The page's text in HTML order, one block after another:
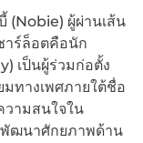
(Nobie) ผู้ผ่านเส้น
าร์ล็อตคือนัก
เป็นผู้ร่วมก่อตั้ง
ทางเพศภายใต้ชื่อ
ามสนใจใน
พัฒนาศักยภาพด้าน